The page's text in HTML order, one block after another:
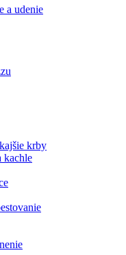
a udenie
krby
kachle